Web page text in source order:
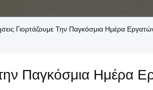
Γιορτάζουμε Την Παγκόσμια Ημέρα
την Παγκόσμια Ημέρα